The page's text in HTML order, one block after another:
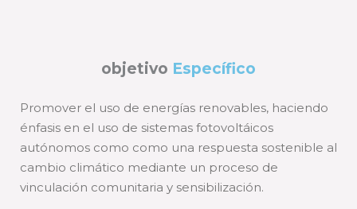
objetivo Específico
Promover el uso de energías renovables, haciendo
énfasis en el uso de sistemas fotovoltáicos
autónomos como como una respuesta sostenible al
cambio climático mediante un proceso de
vinculación comunitaria y sensibilización.